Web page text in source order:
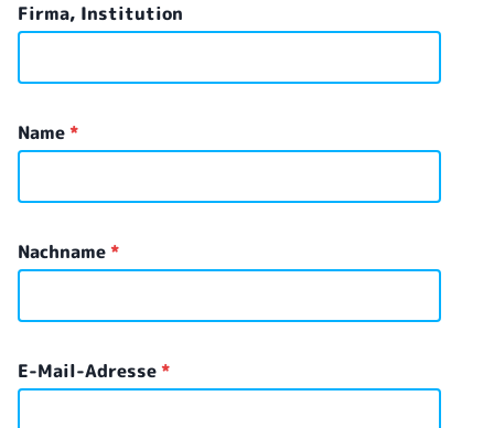
Firma, Institution
Name*
Nachname*
E-Mail-Adresse*